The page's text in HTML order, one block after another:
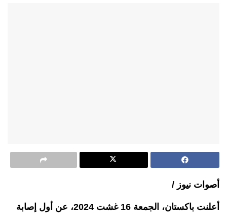
أصوات نيوز /
أعلنت باكستان، الجمعة 16 غشت 2024، عن أول إصابة